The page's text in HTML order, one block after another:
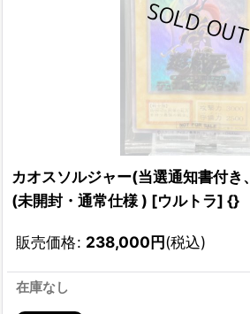
カオスソルジャー(当選通知書付き
(未開封・通常仕様 ) [ウルトラ] {}
販売価格: 238,000円(税込)
在庫なし